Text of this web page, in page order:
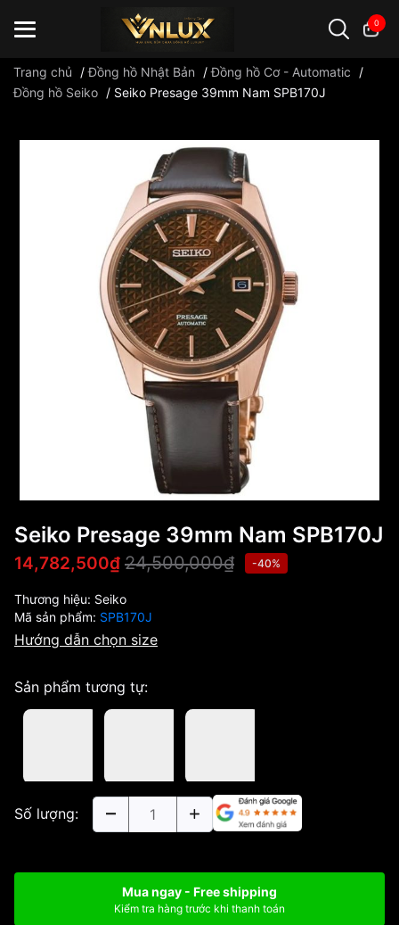
0
Trang chủ /Đồng hồ Nhật Bản /Đồng hồ Cơ - Automatic
/
Đồng hồ Seiko / Seiko Presage 39mm Nam SPB170J
Seiko Presage 39mm Nam SPB170J
14,782,500₫ 24,500,000₫ -40%
Thương hiệu: Seiko
Mã sản phẩm: SPB170J
Hướng dẫn chọn size
Sản phẩm tương tự:
Số lượng:
Mua ngay - Free shipping
Kiểm tra hàng trước khi thanh toán